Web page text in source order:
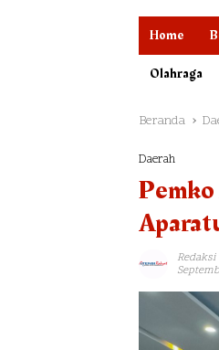
Home
Olahraga
Beranda
Daerah
Redaksi